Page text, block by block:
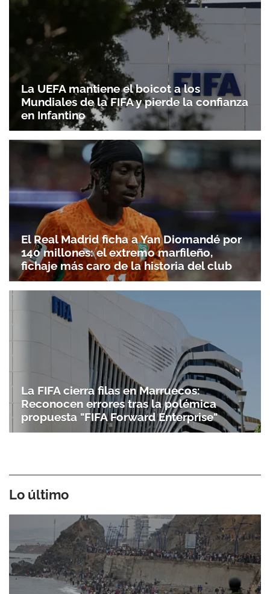
La UEFA mantiene el boicot a los
Mundiales de la FIFA y pierde la confianza
en Infantino
El Real Madrid ficha a Yan Diomandé por
140 millones: el extremo marfileño,
fichaje más caro de la historia del club
La FIFA cierra filas en Marruecos:
Reconocen errores tras la polémica
propuesta "FIFA Forward Enterprise"
Lo último